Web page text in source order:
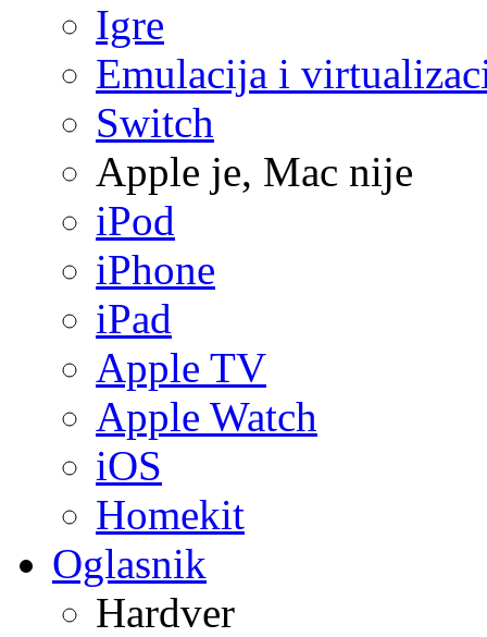
Igre
Emulacija i
Switch
Apple je, Mac nije
iPod
iPhone
iPad
Apple TV
Apple Watch
iOS
Homekit
Oglasnik
Hardver